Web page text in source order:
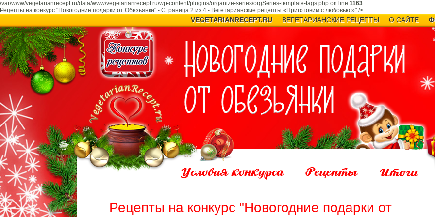
/var/www/vegetarianrecept.ru/data/www/vegetarianrecept.ru/wp-content/plugins/organize-series/orgSeries-template-tags.php on line 1163
Рецепты на конкурс "Новогодние подарки от Обезьянки" - Страница 2 из 4 - Вегетарианские рецепты «Приготовим с любовью!»" />
VEGETARIANRECEPT.RU ВЕГЕТАРИАНСКИЕ РЕЦЕПТЫ О САЙТЕ
Рецепты на конкурс "Новогодние подарки от